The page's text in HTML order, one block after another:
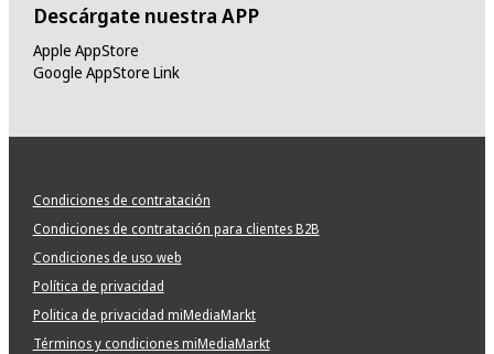
Descárgate nuestra APP
Apple AppStore
Google AppStore Link
Condiciones de contratación
Condiciones de contratación para clientes B2B
Condiciones de uso web
Política de privacidad
Politica de privacidad miMediaMarkt
Términos y condiciones miMediaMarkt